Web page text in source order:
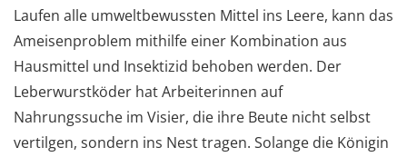
Laufen alle umweltbewussten Mittel ins Leere, kann das
Ameisenproblem mithilfe einer Kombination aus
Hausmittel und Insektizid behoben werden. Der
Leberwurstköder hat Arbeiterinnen auf
Nahrungssuche im Visier, die ihre Beute nicht selbst
vertilgen, sondern ins Nest tragen. Solange die Königin